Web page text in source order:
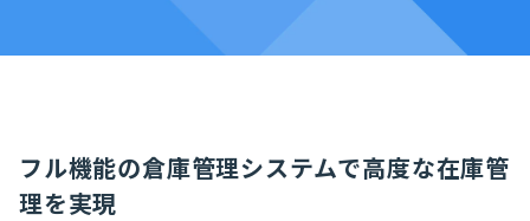
フル機能の倉庫管理システムで高度な在庫管
理を実現